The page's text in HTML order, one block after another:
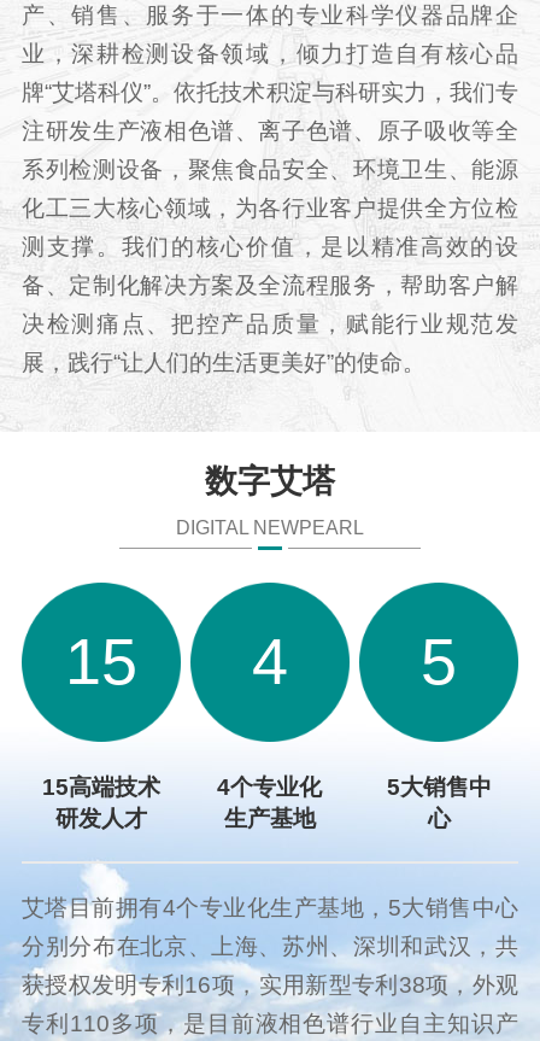
产、销售、服务于一体的专业科学仪器品牌企
业，深耕检测设备领域，倾力打造自有核心品
牌“艾塔科仪”。依托技术积淀与科研实力，我们专
注研发生产液相色谱、离子色谱、原子吸收等全
系列检测设备，聚焦食品安全、环境卫生、能源
化工三大核心领域，为各行业客户提供全方位检
测支撑。我们的核心价值，是以精准高效的设
备、定制化解决方案及全流程服务，帮助客户解
决检测痛点、把控产品质量，赋能行业规范发
展，践行“让人们的生活更美好”的使命。
数字艾塔
DIGITAL NEWPEARL
15
15高端技术
研发人才
4
4个专业化
生产基地
5
5大销售中
心
艾塔目前拥有4个专业化生产基地，5大销售中心
分别分布在北京、上海、苏州、深圳和武汉，共
获授权发明专利16项，实用新型专利38项，外观
专利110多项，是目前液相色谱行业自主知识产